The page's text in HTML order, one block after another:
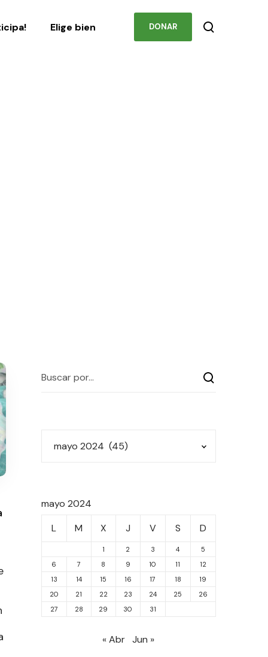
Elige bien DONAR
mayo 2024
L
M X J V S D
1 2 3 4
5
6
7 8 9 10 11
12
13
14 15 16 17 18
19
20
21 22 23 24 25
26
27
28 29 30 31
« Abr Jun »